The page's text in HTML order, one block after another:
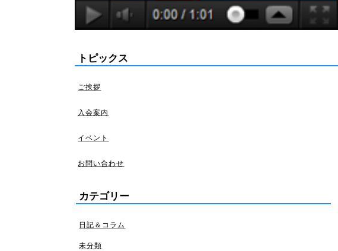
トピックス
ご挨拶
入会案内
イベント
お問い合わせ
カテゴリー
日記＆コラム
未分類